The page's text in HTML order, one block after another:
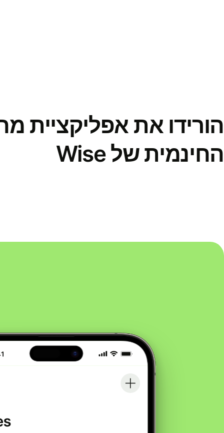
הורידו את אפליקציית
החינמית של Wise